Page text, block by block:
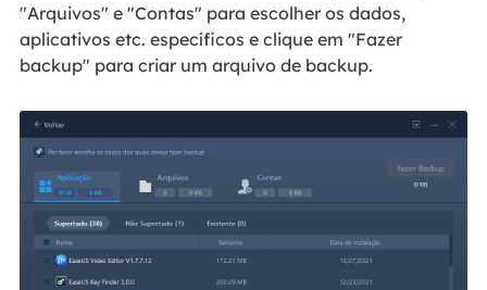
"Arquivos" e "Contas" para escolher os dados,
aplicativos etc. específicos e clique em "Fazer
backup" para criar um arquivo de backup.